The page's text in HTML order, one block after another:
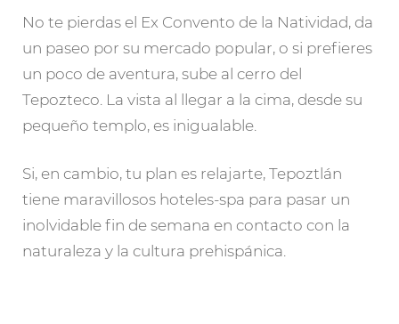
No te pierdas el Ex Convento de la Natividad, da
un paseo por su mercado popular, o si prefieres
un poco de aventura, sube al cerro del
Tepozteco. La vista al llegar a la cima, desde su
pequeño templo, es inigualable.
Si, en cambio, tu plan es relajarte, Tepoztlán
tiene maravillosos hoteles-spa para pasar un
inolvidable fin de semana en contacto con la
naturaleza y la cultura prehispánica.